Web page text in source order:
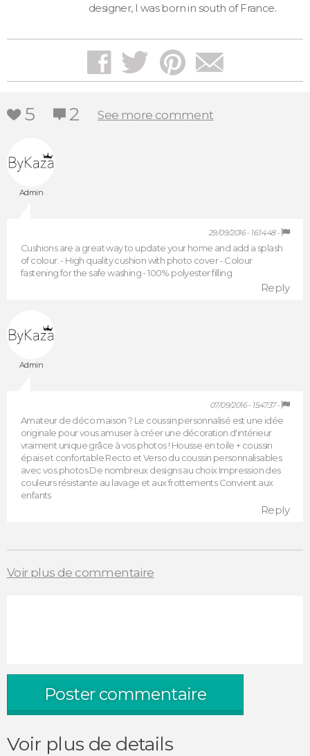
designer, I was born in south of France.
facebook twitter pinterest mail
heart 5 notify 2 See more comment
Admin
29/09/2016 - 16:14:48 -
Cushions are a great way to update your home and add a splash
of colour. - High quality cushion with photo cover - Colour
fastening for the safe washing - 100% polyester filling
Reply
Admin
07/09/2016 - 15:47:37 -
Amateur de déco maison ? Le coussin personnalisé est une idée
originale pour vous amuser à créer une décoration d'intérieur
vraiment unique grâce à vos photos ! Housse en toile + coussin
épais et confortable Recto et Verso du coussin personnalisables
avec vos photos De nombreux designs au choix Impression des
couleurs résistante au lavage et aux frottements Convient aux
enfants
Reply
Voir plus de commentaire
Poster commentaire
Voir plus de details